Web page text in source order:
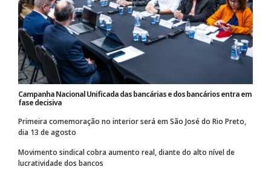
Campanha Nacional Unificada das bancárias e dos bancários entra em
fase decisiva
Primeira comemoração no interior será em São José do Rio Preto,
dia 13 de agosto
Movimento sindical cobra aumento real, diante do alto nível de
lucratividade dos bancos